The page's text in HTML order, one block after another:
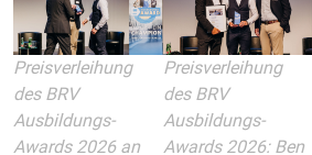
Preisverleihung
des BRV
Ausbildungs-
Awards 2026 an
Preisverleihung
des BRV
Ausbildungs-
Awards 2026: Ben